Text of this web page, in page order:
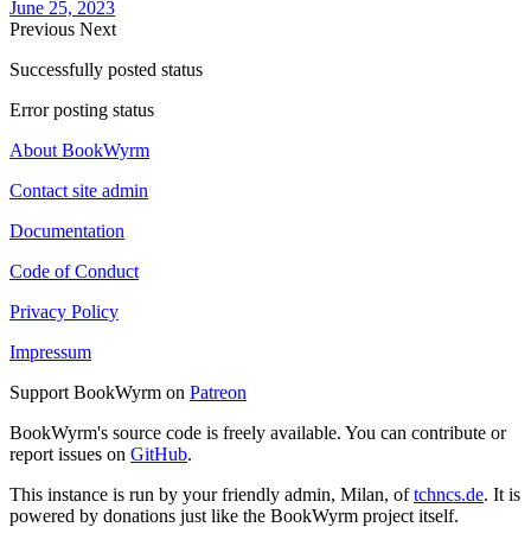
June 25, 2023
Previous Next
Successfully posted status
Error posting status
About BookWyrm
Contact site admin
Documentation
Code of Conduct
Privacy Policy
Impressum
Support BookWyrm on Patreon
BookWyrm's source code is freely available. You can contribute or
report issues on GitHub.
This instance is run by your friendly admin, Milan, oftchncs.de. It is
powered by donations just like the BookWyrm project itself.